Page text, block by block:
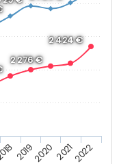
2 276 €
2 424 €
20192020 20212022